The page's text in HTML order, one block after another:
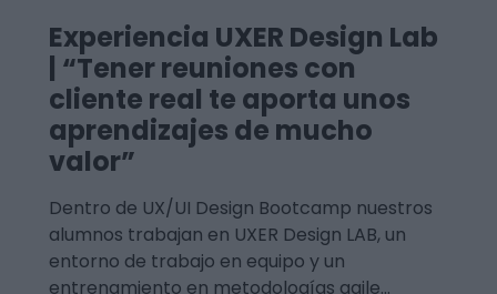
Experiencia UXER Design Lab
| “Tener reuniones con
cliente real te aporta unos
aprendizajes de mucho
valor”
Dentro de UX/UI Design Bootcamp nuestros
alumnos trabajan en UXER Design LAB, un
entorno de trabajo en equipo y un
entrenamiento en metodologías agile…